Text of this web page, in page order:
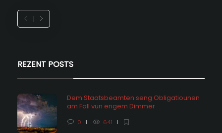
REZENT POSTS
Dem Staatsbeamten seng Obligatiounen
am Fall vun engem Dimmer
0 641